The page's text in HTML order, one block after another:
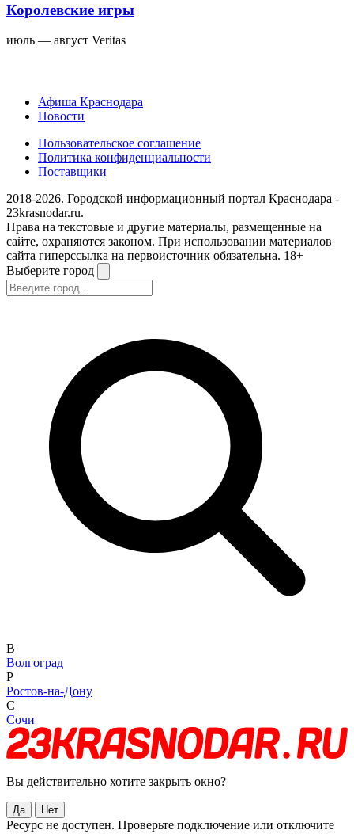
Королевские игры
июль — август Veritas
Афиша Краснодара
Новости
Пользовательское соглашение
Политика конфиденциальности
Поставщики
2018-2026. Городской информационный портал Краснодара -
23krasnodar.ru.
Права на текстовые и другие материалы, размещенные на
сайте, охраняются законом. При использовании материалов
сайта гиперссылка на первоисточник обязательна. 18+
Выберите город
В
Волгоград
Р
Ростов-на-Дону
С
Сочи
Вы действительно хотите закрыть окно?
Да Нет
Ресурс не доступен. Проверьте подключение или отключите